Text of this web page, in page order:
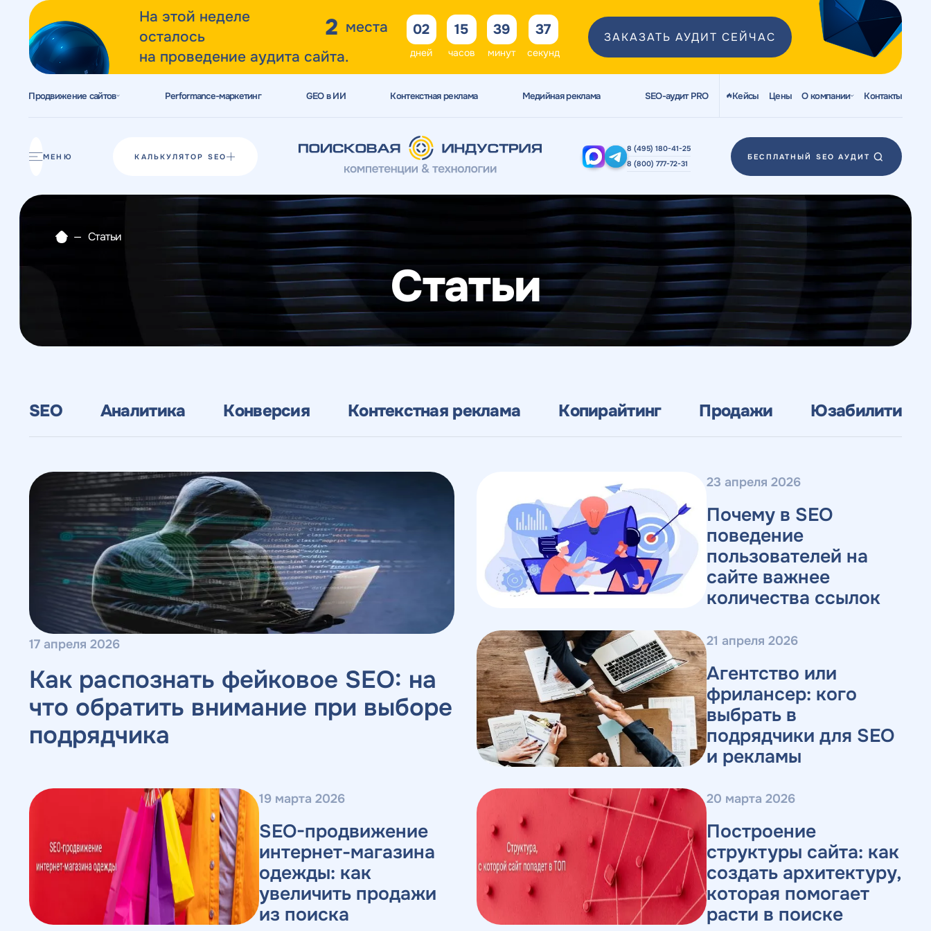
На этой неделе
осталось
2 места
на проведение аудита сайта.
02
дней
15
часов
39
минут
35
секунд
ЗАКАЗАТЬ АУДИТ СЕЙЧАС
Продвижение сайтов Performance-маркетинг GEO в ИИ Контекстная реклама Медийная реклама SEO-аудит PRO Кейсы Цены О компании Контакты
МЕНЮ КАЛЬКУЛЯТОР SEO
8 (495) 180-41-25
8 (800) 777-72-31
БЕСПЛАТНЫЙ SEO АУДИТ
Разработка сайтов
Разработка прототипов
Разработка контента
Реклама у блогеров
— Статьи
Статьи
SEO Аналитика Конверсия Контекстная реклама Копирайтинг Продажи Юзабилити
17 апреля 2026
Как распознать фейковое SEO: на
что обратить внимание при выборе
подрядчика
23 апреля 2026
Почему в SEO
поведение
пользователей на
сайте важнее
количества ссылок
21 апреля 2026
Агентство или
фрилансер: кого
выбрать в
подрядчики для SEO
и рекламы
19 марта 2026
SEO-продвижение
интернет-магазина
одежды: как
увеличить продажи
из поиска
20 марта 2026
Построение
структуры сайта: как
создать архитектуру,
которая помогает
расти в поиске